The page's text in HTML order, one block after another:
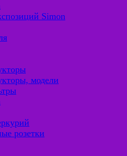
Simon
модели
розетки